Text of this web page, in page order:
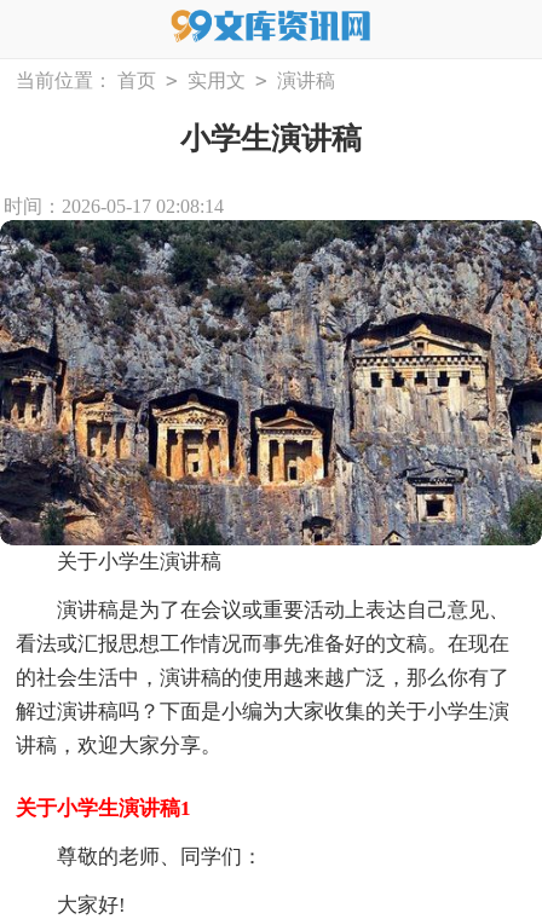
当前位置： 首页 > 实用文 > 演讲稿
小学生演讲稿
时间：2026-05-17 02:08:14
关于小学生演讲稿
演讲稿是为了在会议或重要活动上表达自己意见、
看法或汇报思想工作情况而事先准备好的文稿。在现在
的社会生活中，演讲稿的使用越来越广泛，那么你有了
解过演讲稿吗？下面是小编为大家收集的关于小学生演
讲稿，欢迎大家分享。
关于小学生演讲稿1
尊敬的老师、同学们：
大家好!